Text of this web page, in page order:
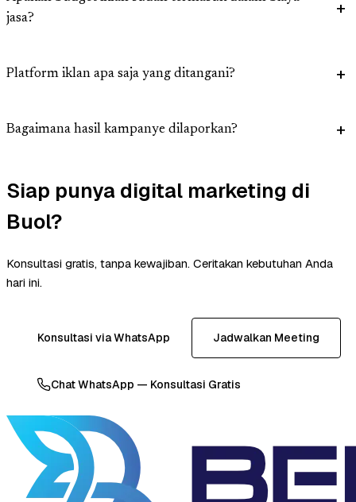
jasa?
Platform iklan apa saja yang ditangani?
Bagaimana hasil kampanye dilaporkan?
Siap punya digital marketing di
Buol?
Konsultasi gratis, tanpa kewajiban. Ceritakan kebutuhan Anda
hari ini.
Konsultasi via WhatsApp Jadwalkan Meeting
Chat WhatsApp — Konsultasi Gratis